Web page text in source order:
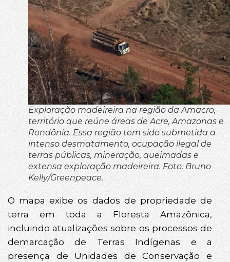
Exploração madeireira na região da Amacro,
território que reúne áreas de Acre, Amazonas e
Rondônia. Essa região tem sido submetida a
intenso desmatamento, ocupação ilegal de
terras públicas, mineração, queimadas e
extensa exploração madeireira. Foto: Bruno
Kelly/Greenpeace.
O mapa exibe os dados de propriedade de
terra em toda a Floresta Amazônica,
incluindo atualizações sobre os processos de
demarcação de Terras Indígenas e a
presença de Unidades de Conservação e